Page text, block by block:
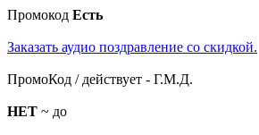
Промокод Есть
Заказать аудио поздравление со скидкой.
ПромоКод / действует - Г.М.Д.
НЕТ ~ до